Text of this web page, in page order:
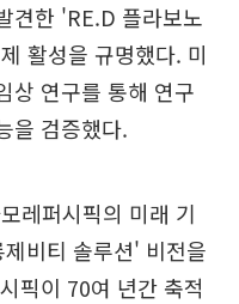
견한 'RE.D 플라보노
활성을 규명했다. 미
상 연구를 통해 연구
을 검증했다.
레퍼시픽의 미래 기
비티 솔루션' 비전을
픽이 70여 년간 축적